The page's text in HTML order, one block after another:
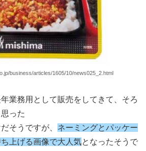
business/articles/1605/10/news025_2.html
業務用として販売をしてきて、そろ
った
そうですが、 ネーミングとパッケー
上げる画像で大人気となったそうで